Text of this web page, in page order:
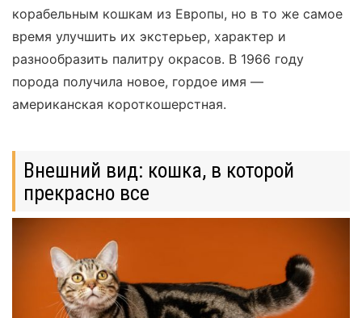
корабельным кошкам из Европы, но в то же самое
время улучшить их экстерьер, характер и
разнообразить палитру окрасов. В 1966 году
порода получила новое, гордое имя —
американская короткошерстная.
Внешний вид: кошка, в которой
прекрасно все